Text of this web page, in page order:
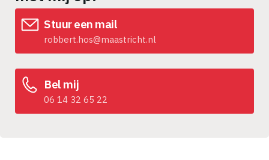
Stuur een mail
robbert.hos@maastricht.nl
Bel mij
06 14 32 65 22